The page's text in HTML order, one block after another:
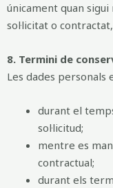
únicament quan sigui
sol·licitat o
8. Termini de
Les dades personals
durant el
sol·licitud;
mentre es
contractual;
durant els